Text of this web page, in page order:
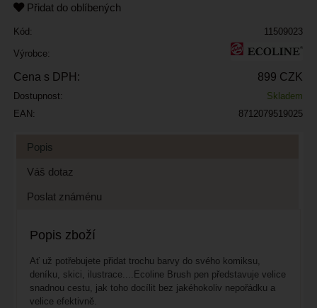
Přidat do oblíbených
Kód: 11509023
Výrobce:
Cena s DPH: 899 CZK
Dostupnost:
Skladem
EAN:
8712079519025
Popis
Váš dotaz
Poslat známénu
Popis zboží
Ať už potřebujete přidat trochu barvy do svého komiksu,
deníku, skici, ilustrace....Ecoline Brush pen představuje velice
snadnou cestu, jak toho docílit bez jakéhokoliv nepořádku a
velice efektivně.